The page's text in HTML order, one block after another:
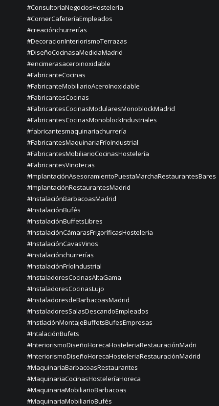
#ConsultoríaNegociosHostelería
#CornerCafeteríaEmpleados
#creaciónchurrerías
#DecoracionInteriorismoTerrazas
#DiseñoCocinasaMedidaMadrid
#encimerasaceroinoxidable
#FabricanteCocinas
#FabricanteMobiliarioAceroInoxidable
#FabricantesCocinas
#FabricantesCocinasModularesMonoblockMadrid
#FabricantesCocinasMonoblockIndustriales
#fabricantesmaquinariachurrería
#FabricantesMaquinariaFríoIndustrial
#FabricantesMobiliarioCocinasHostelería
#FabricantesVinotecas
#ImplantaciónAsesoramientoPuestaMarchaRestaurantesBares
#ImplantaciónRestaurantesMadrid
#InstalaciónBarbacoasMadrid
#InstalaciónBufés
#InstalaciónBuffetsLibres
#InstalaciónCámarasFrigoríficasHosteleria
#InstalaciónCavasVinos
#instalaciónchurrerías
#InstalaciónFríoIndustrial
#InstaladoresCocinasAltaGama
#InstaladoresCocinasLujo
#InstaladoresdeBarbacoasMadrid
#InstaladoresSalasDescandoEmpleados
#InstlaciónMontajeBuffetsBufesEmpresas
#IntalaciónBufets
#InteriorismoDiseñoHorecaHosteleriaRestauraciónMadri
#InteriorismoDiseñoHorecaHosteleriaRestauraciónMadrid
#MaquinariaBarbacoasRestaurantes
#MaquinariaCocinasHosteleríaHoreca
#MaquinariaMobiliarioBarbacoas
#MaquinariaMobiliarioBufés